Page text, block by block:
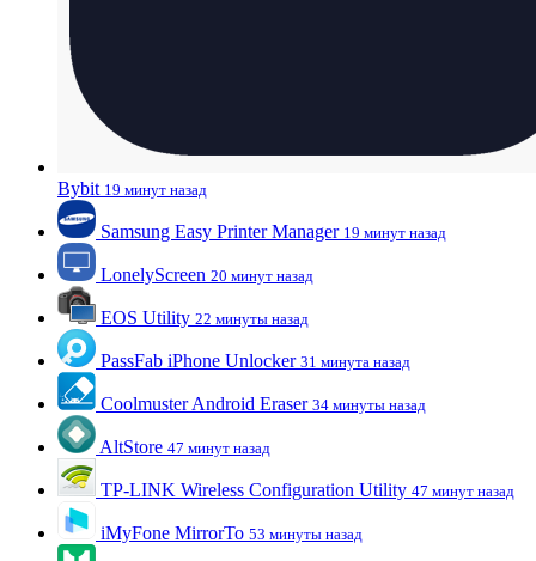
Bybit 19 минут назад
Samsung Easy Printer Manager 19 минут назад
LonelyScreen 20 минут назад
EOS Utility 22 минуты назад
PassFab iPhone Unlocker 31 минута назад
Coolmuster Android Eraser 34 минуты назад
AltStore 47 минут назад
TP-LINK Wireless Configuration Utility 47 минут назад
iMyFone MirrorTo 53 минуты назад